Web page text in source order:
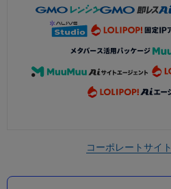
コーポレートサイト